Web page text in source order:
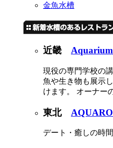
金魚水槽
近畿
現役の専門学校の
魚や生き物も展示
けます。 オーナー
東北
デート・癒しの時